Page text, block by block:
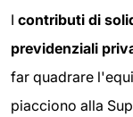
I contributi di
previdenziali
far quadrare
piacciono alla